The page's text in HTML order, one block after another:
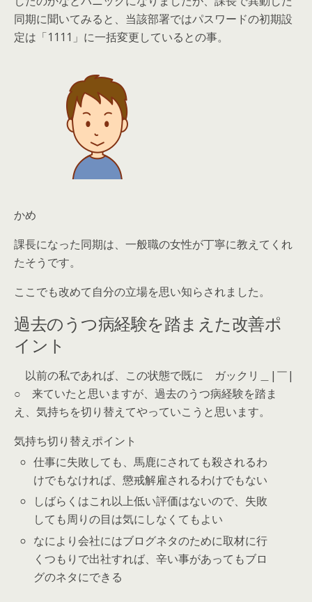
同期に聞いてみると、当該部署ではパスワードの初期設
定は「1111」に一括変更しているとの事。
かめ
課長になった同期は、一般職の女性が丁寧に教えてくれ
たそうです。
ここでも改めて自分の立場を思い知らされました。
過去のうつ病経験を踏まえた改善ポ
イント
以前の私であれば、この状態で既に ガックリ＿|￣|
○ 来ていたと思いますが、過去のうつ病経験を踏ま
え、気持ちを切り替えてやっていこうと思います。
気持ち切り替えポイント
仕事に失敗しても、馬鹿にされても殺されるわ
けでもなければ、懲戒解雇されるわけでもない
しばらくはこれ以上低い評価はないので、失敗
しても周りの目は気にしなくてもよい
なにより会社にはブログネタのために取材に行
くつもりで出社すれば、辛い事があってもブロ
グのネタにできる